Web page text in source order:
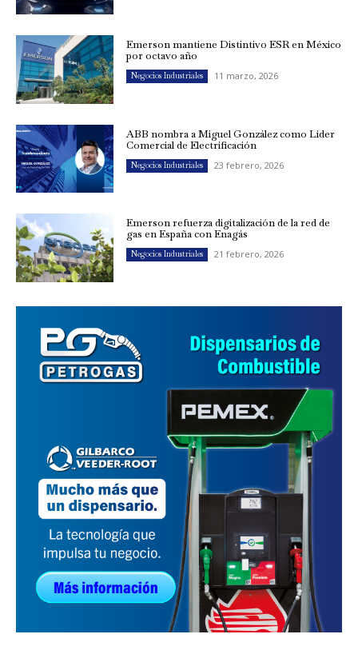
Emerson mantiene Distintivo ESR en México
por octavo año
Negocios Industriales 11 marzo, 2026
ABB nombra a Miguel González como Líder
Comercial de Electrificación
Negocios Industriales 23 febrero, 2026
Emerson refuerza digitalización de la red de
gas en España con Enagás
Negocios Industriales 21 febrero, 2026